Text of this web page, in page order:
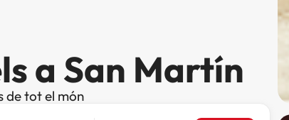
a San Martín
de tot el món